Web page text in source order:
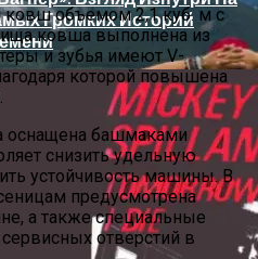
Fischer Для
На Производстве
Анализ Онлайн С
Громких Историй
ковш объемом 2,1 куб. м с
ковша выполнена из
и зубья имеют V-
которой повышена
оснащена башмаками
снизить удельную
устойчивость машины. В
предусмотрена
а также специальные
отверстий в